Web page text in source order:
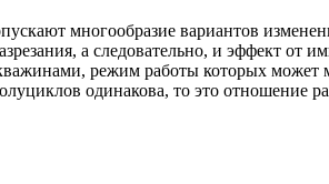
многообразие вариантов
а следовательно, и эффект от
режим работы которых может
одинакова, то это отношение